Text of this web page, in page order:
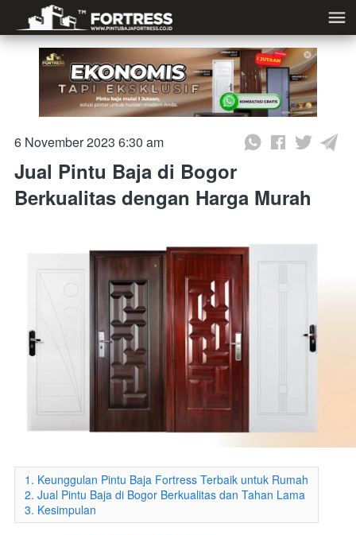
6 November 2023 6:30 am
Jual Pintu Baja di Bogor
Berkualitas dengan Harga Murah
1. Keunggulan Pintu Baja Fortress Terbaik untuk Rumah
2. Jual Pintu Baja di Bogor Berkualitas dan Tahan Lama
3. Kesimpulan